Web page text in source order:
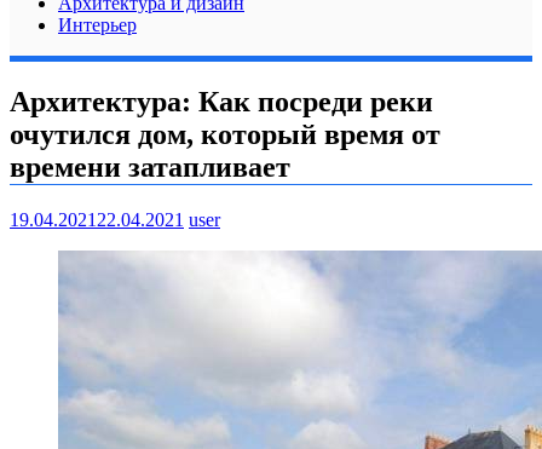
Интерьер
Архитектура: Как посреди реки
очутился дом, который время от
времени затапливает
19.04.2021 22.04.2021 user